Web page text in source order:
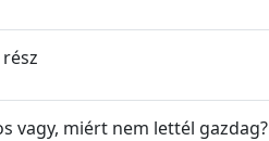
vagy, miért nem lettél gazdag?